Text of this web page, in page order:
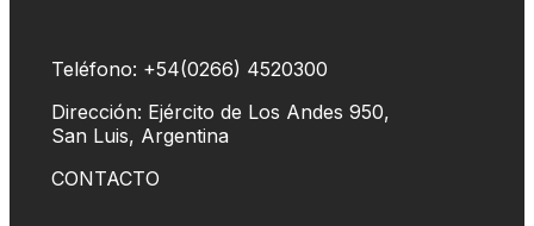
Teléfono: +54(0266) 4520300
Dirección: Ejército de Los Andes 950,
San Luis, Argentina
CONTACTO